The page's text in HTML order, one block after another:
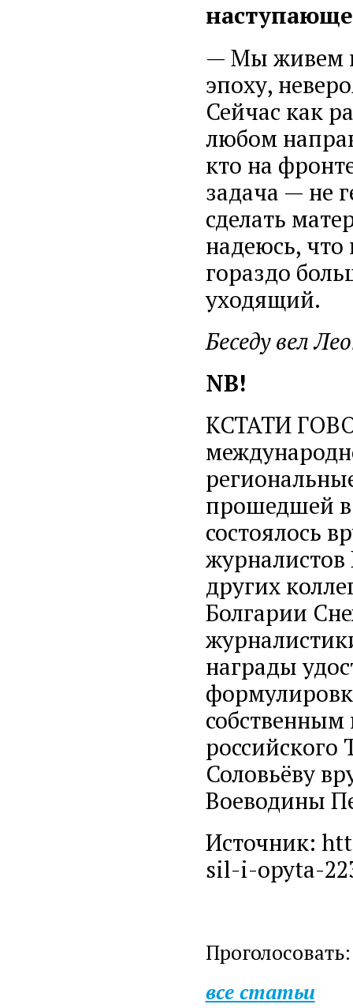
— Мы живем
эпоху,
Сейчас как
любом
кто на
задача — не
сделать
надеюсь,
гораздо
уходящий.
Беседу вел
NB!
КСТАТИ
прошедшей в
состоялось
журналистов
других
Болгарии
награды
Соловьёву
Воеводины
Источник:
sil-i-opyta-
Проголосовать:
все статьи